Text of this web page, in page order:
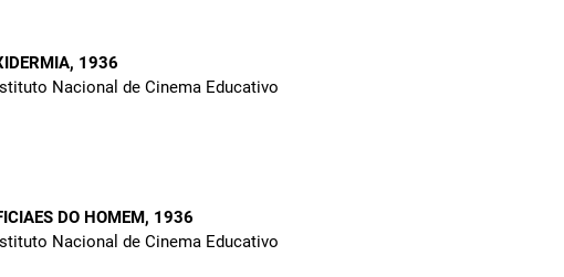
, 1936
Nacional de Cinema Educativo
DO HOMEM, 1936
Nacional de Cinema Educativo